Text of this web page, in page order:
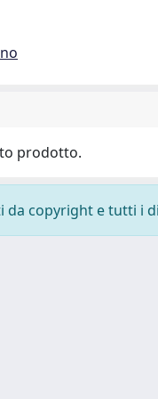
prodotto.
copyright e tutti i